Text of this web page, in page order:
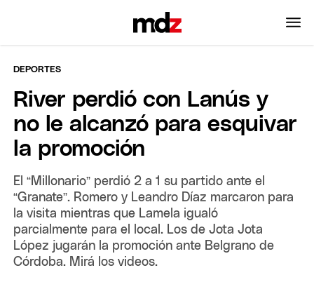
DEPORTES
River perdió con Lanús y
no le alcanzó para esquivar
la promoción
El “Millonario” perdió 2 a 1 su partido ante el
“Granate”. Romero y Leandro Díaz marcaron para
la visita mientras que Lamela igualó
parcialmente para el local. Los de Jota Jota
López jugarán la promoción ante Belgrano de
Córdoba. Mirá los videos.